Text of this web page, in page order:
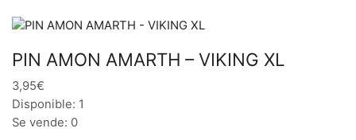
PIN AMON AMARTH – VIKING XL
3,95€
Disponible: 1
Se vende: 0